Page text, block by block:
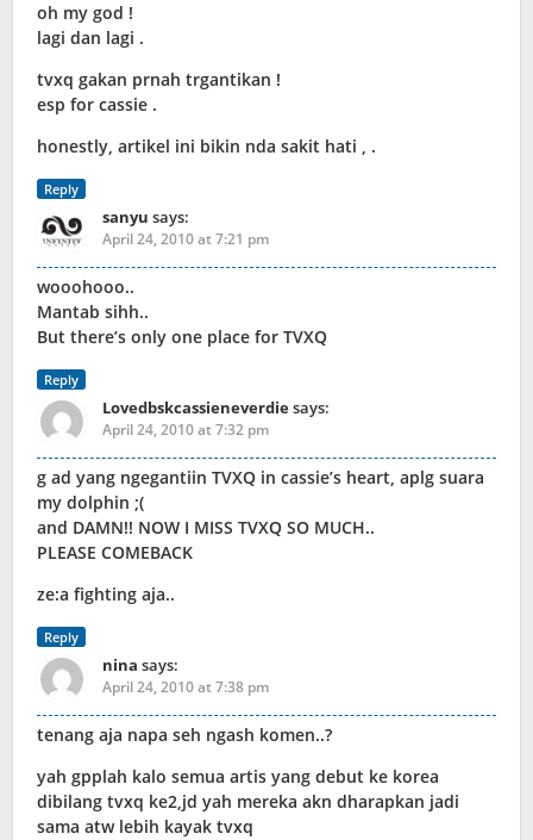
oh my god !
lagi dan lagi .
tvxq gakan prnah trgantikan !
esp for cassie .
honestly, artikel ini bikin nda sakit hati , .
Reply
sanyu says:
April 24, 2010 at 7:21 pm
wooohooo..
Mantab sihh..
But there’s only one place for TVXQ
Reply
Lovedbskcassieneverdiesays:
April 24, 2010 at 7:32 pm
g ad yang ngegantiin TVXQ in cassie’s heart, aplg suara
my dolphin ;(
and DAMN!! NOW I MISS TVXQ SO MUCH..
PLEASE COMEBACK
ze:a fighting aja..
Reply
nina says:
April 24, 2010 at 7:38 pm
tenang aja napa seh ngash komen..?
yah gpplah kalo semua artis yang debut ke korea
dibilang tvxq ke2,jd yah mereka akn dharapkan jadi
sama atw lebih kayak tvxq